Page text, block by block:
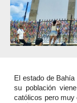
El estado de
su población
católicos pero muy